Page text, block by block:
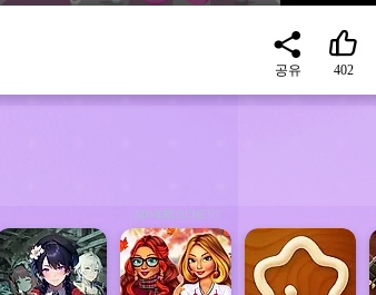
ADVERTISEMENT
공유 402